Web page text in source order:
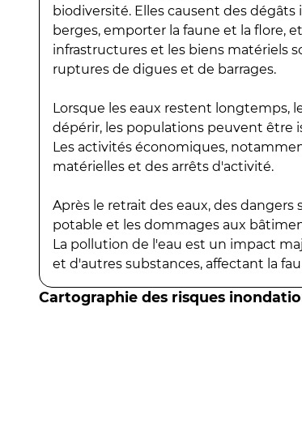
biodiversité. Elles causent des
berges, emporter la faune et la flore,
infrastructures et les biens matériels
ruptures de digues et de barrages.
Lorsque les eaux restent longtemps,
dépérir, les populations peuvent être
Les activités économiques,
matérielles et des arrêts d'activité.
Après le retrait des eaux, des
potable et les dommages aux
La pollution de l'eau est un impact
et d'autres substances, affectant la
Cartographie des risques